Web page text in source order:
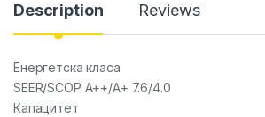
Description Reviews
Енергетска класа
SEER/SCOP A++/A+ 7.6/4.0
Капацитет